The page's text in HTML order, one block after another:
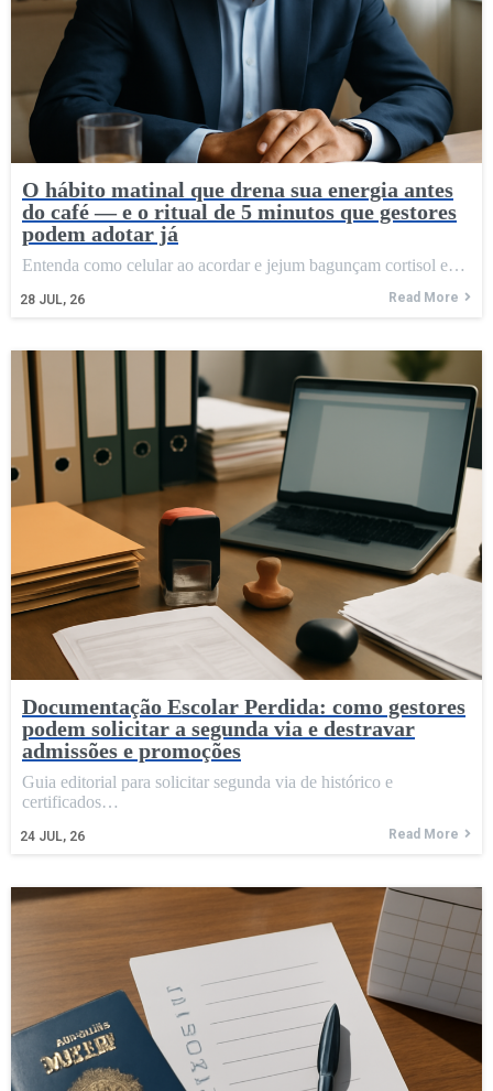
O hábito matinal que drena sua energia antes
do café — e o ritual de 5 minutos que gestores
podem adotar já
28 JUL, 26
Entenda como celular ao acordar e jejum bagunçam cortisol e…
Read More
Documentação Escolar Perdida: como gestores
podem solicitar a segunda via e destravar
admissões e promoções
24 JUL, 26
Guia editorial para solicitar segunda via de histórico e
certificados…
Read More